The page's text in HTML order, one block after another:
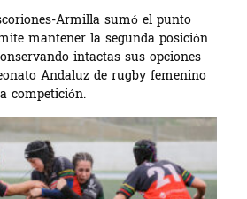
Armilla sumó el punto
mantener la segunda posición
intactas sus opciones
Andaluz de rugby femenino
competición.